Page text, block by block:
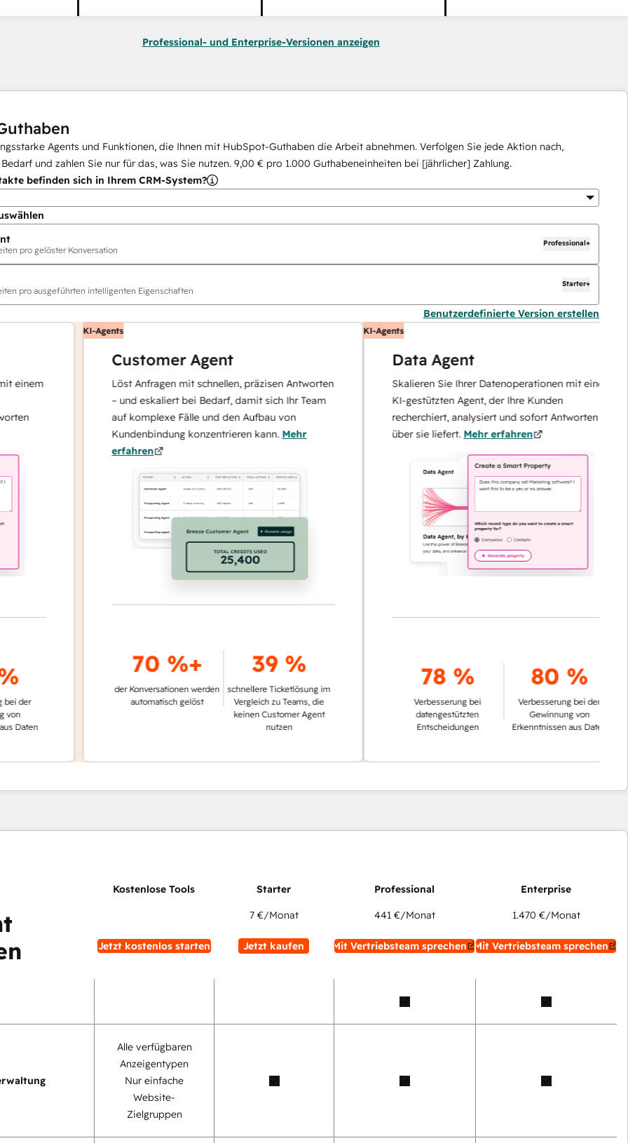
Professional- und Enterprise-Versionen anzeigen
Agents und Funktionen, die Ihnen mit HubSpot-Guthaben die Arbeit abnehmen. Verfolgen Sie jede Aktion nach,
und zahlen Sie nur für das, was Sie nutzen. 9,00 € pro 1.000 Guthabeneinheiten bei [jährlicher] Zahlung.
befinden sich in Ihrem CRM-System?
pro gelöster Konversation
Professional+
pro ausgeführten intelligenten Eigenschaften
Starter+
Benutzerdefinierte Version erstellen
KI-Agents
Customer Agent
Löst Anfragen mit schnellen, präzisen Antworten
– und eskaliert bei Bedarf, damit sich Ihr Team
auf komplexe Fälle und den Aufbau von
Kundenbindung konzentrieren kann.Mehr
erfahren
70 %+
der Konversationen werden
automatisch gelöst
39 %
schnellere Ticketlösung im
Vergleich zu Teams, die
keinen Customer Agent
nutzen
KI-Agents
Data Agent
Skalieren Sie Ihrer Datenoperationen mit einem
KI-gestützten Agent, der Ihre Kunden
recherchiert, analysiert und sofort Antworten
über sie liefert.Mehr erfahren
78 %
Verbesserung bei
datengestützten
Entscheidungen
80 %
Verbesserung bei der
Gewinnung von
Erkenntnissen aus Daten
Jetzt kostenlos starten
7 €/Monat
Jetzt kaufen
441 €/Monat
Mit Vertriebsteam sprechen
1.470 €/Monat
Mit Vertriebsteam sprechen
Alle verfügbaren
Anzeigentypen
Nur einfache
Website-
Zielgruppen